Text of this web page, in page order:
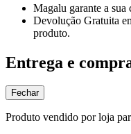
Magalu garante a sua
Devolução Gratuita
produto.
Entrega e
Fechar
Produto vendido por loja